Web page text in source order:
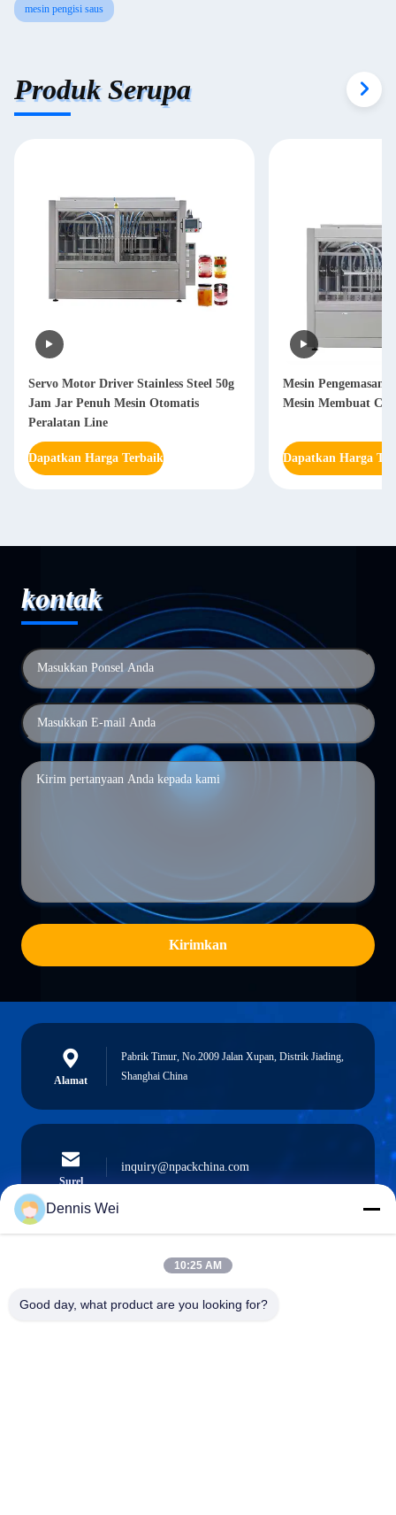
mesin pengisi saus
Produk Serupa
Servo Motor Driver Stainless Steel 50g
Jam Jar Penuh Mesin Otomatis
Peralatan Line
Dapatkan Harga Terbaik
Mesin Pengemasan
Mesin Membuat
Dapatkan Harga
kontak
Kirimkan
Alamat
Pabrik Timur, No.2009 Jalan Xupan, Distrik Jiading,
Shanghai China
Surel
inquiry@npackchina.com
0086-21-66035560
Dennis Wei
10:25 AM
Good day, what product are you looking for?